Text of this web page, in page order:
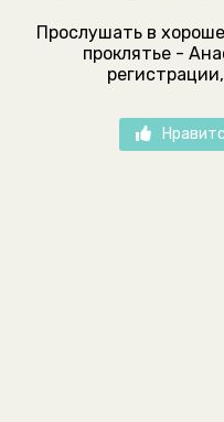
Прослушать в
проклятье -